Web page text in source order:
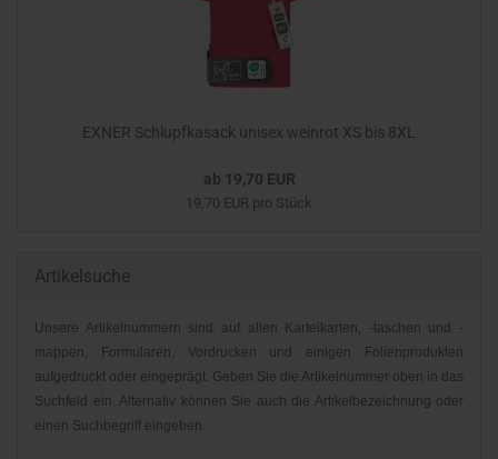
EXNER Schlupfkasack unisex weinrot XS bis 8XL
ab 19,70 EUR
19,70 EUR pro Stück
Artikelsuche
Unsere Artikelnummern sind auf allen Karteikarten, -taschen und -
mappen, Formularen, Vordrucken und einigen Folienprodukten
aufgedruckt oder eingeprägt. Geben Sie die Artikelnummer oben in das
Suchfeld ein. Alternativ können Sie auch die Artikelbezeichnung oder
einen Suchbegriff eingeben.